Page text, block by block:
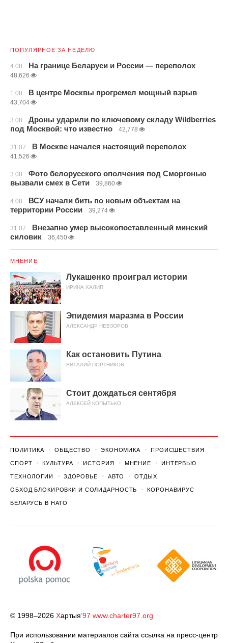
ПОПУЛЯРНОЕ ЗА НЕДЕЛЮ
4.08 На границе Беларуси и России — переполох
48,626
1.08 В центре Москвы прогремел мощный взрыв
43,704
3.08
Дроны ударили по ключевому складу Wildberries
под Москвой: что известно
42,778
31.07 В Москве начался настоящий переполох
41,526
3.08
Фото белорусского ополчения под Сморгонью
вызвали смех в Сети
39,860
4.08
ВСУ начали бить по новым объектам на
территории России
39,274
31.07
Внезапно умер высокопоставленный минский
силовик
36,450
МНЕНИЕ
Лукашенко проиграл истории
ИРИНА ХАЛИП
Эпидемия маразма в России
АЛЕКСАНДР НЕВЗОРОВ
Как остановить Путина
ВИТАЛИЙ ПОРТНИКОВ
Стоит дождаться сентября
АЛЕКСЕЙ КОПЫТЬКО
ПОЛИТИКА ОБЩЕСТВО ЭКОНОМИКА ПРОИСШЕСТВИЯ
СПОРТ КУЛЬТУРА ИСТОРИЯ МНЕНИЕ ИНТЕРВЬЮ
ТЕХНОЛОГИИ ЗДОРОВЬЕ АВТО ОТДЫХ
ОБХОД БЛОКИРОВКИ И СОЛИДАРНОСТЬ КОРОНАВИРУС
БЕЛАРУСЬ В НАТО
© 1998–2026 Хартыя’97 www.charter97.org
При использовании материалов сайта ссылка на пресс-центр